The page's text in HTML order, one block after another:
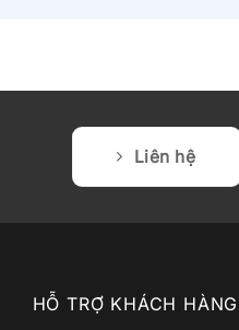
Liên hệ
HỖ TRỢ KHÁCH HÀNG